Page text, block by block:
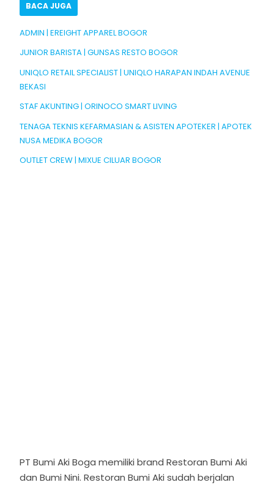
BACA JUGA
ADMIN | EREIGHT APPAREL BOGOR
JUNIOR BARISTA | GUNSAS RESTO BOGOR
UNIQLO RETAIL SPECIALIST | UNIQLO HARAPAN INDAH AVENUE
BEKASI
STAF AKUNTING | ORINOCO SMART LIVING
TENAGA TEKNIS KEFARMASIAN & ASISTEN APOTEKER | APOTEK
NUSA MEDIKA BOGOR
OUTLET CREW | MIXUE CILUAR BOGOR
PT Bumi Aki Boga memiliki brand Restoran Bumi Aki
dan Bumi Nini. Restoran Bumi Aki sudah berjalan